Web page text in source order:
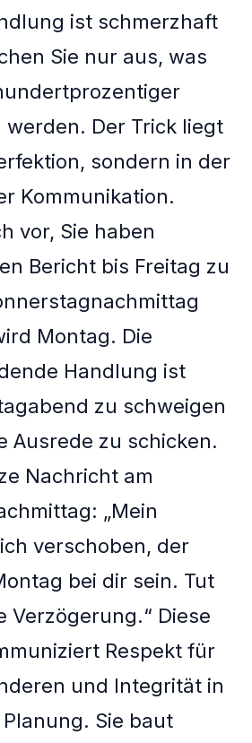
ist schmerzhaft
Sie nur aus, was
werden. Der Trick liegt
sondern in der
Kommunikation.
vor, Sie haben
Bericht bis Freitag zu
Montag. Die
Handlung ist
zu schweigen
Ausrede zu schicken.
Nachricht am
„Mein
verschoben, der
bei dir sein. Tut
Verzögerung.“ Diese
Respekt für
und Integrität in
Sie baut